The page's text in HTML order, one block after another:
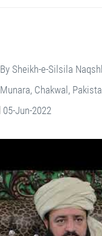
By Sheikh-e-Silsila
Munara, Chakwal,
05-Jun-2022